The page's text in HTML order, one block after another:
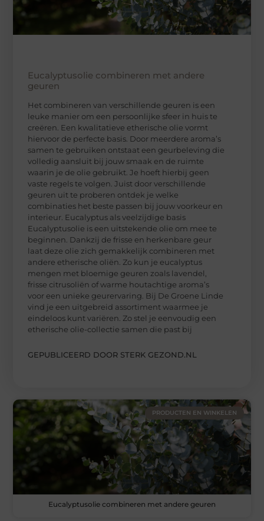
Eucalyptusolie combineren met andere
geuren
Het combineren van verschillende geuren is een
leuke manier om een persoonlijke sfeer in huis te
creëren. Een kwalitatieve etherische olie vormt
hiervoor de perfecte basis. Door meerdere aroma’s
samen te gebruiken ontstaat een geurbeleving die
volledig aansluit bij jouw smaak en de ruimte
waarin je de olie gebruikt. Je hoeft hierbij geen
vaste regels te volgen. Juist door verschillende
geuren uit te proberen ontdek je welke
combinaties het beste passen bij jouw voorkeur en
interieur. Eucalyptus als veelzijdige basis
Eucalyptusolie is een uitstekende olie om mee te
beginnen. Dankzij de frisse en herkenbare geur
laat deze olie zich gemakkelijk combineren met
andere etherische oliën. Zo kun je eucalyptus
mengen met bloemige geuren zoals lavendel,
frisse citrusoliën of warme houtachtige aroma’s
voor een unieke geurervaring. Bij De Groene Linde
vind je een uitgebreid assortiment waarmee je
eindeloos kunt variëren. Zo stel je eenvoudig een
etherische olie-collectie samen die past bij
GEPUBLICEERD DOOR STERK GEZOND.NL
PRODUCTEN EN WINKELEN
Eucalyptusolie combineren met andere geuren